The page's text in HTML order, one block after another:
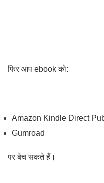
फिर आप ebook को:
Amazon Kindle Direct
Gumroad
पर बेच सकते हैं।